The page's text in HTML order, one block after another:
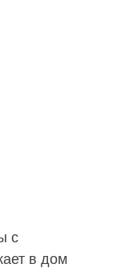
с
в дом